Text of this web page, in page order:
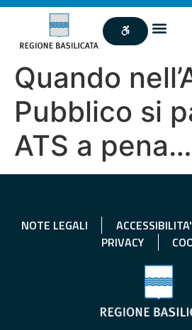
Quando
Pubblico si
ATS a pena…
NOTE LEGALI ACCESSIBILITA'
PRIVACY